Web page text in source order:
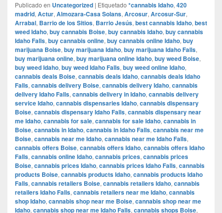
Publicado en Uncategorized | Etiquetado *cannabis Idaho, 420
madrid, Actur, Almozara-Casa Solans, Arcosur, Arcosur-Sur,
Arrabal, Barrio de los Sitios, Barrio Jesús, best cannabis Idaho, best
weed Idaho, buy cannabis Boise, buy cannabis Idaho, buy cannabis
Idaho Falls, buy cannabis online, buy cannabis online Idaho, buy
marijuana Boise, buy marijuana Idaho, buy marijuana Idaho Falls,
buy marijuana online, buy marijuana online Idaho, buy weed Boise,
buy weed Idaho, buy weed Idaho Falls, buy weed online Idaho,
cannabis deals Boise, cannabis deals Idaho, cannabis deals Idaho
Falls, cannabis delivery Boise, cannabis delivery Idaho, cannabis
delivery Idaho Falls, cannabis delivery in Idaho, cannabis delivery
service Idaho, cannabis dispensaries Idaho, cannabis dispensary
Boise, cannabis dispensary Idaho Falls, cannabis dispensary near
me Idaho, cannabis for sale, cannabis for sale Idaho, cannabis in
Boise, cannabis in Idaho, cannabis in Idaho Falls, cannabis near me
Boise, cannabis near me Idaho, cannabis near me Idaho Falls,
cannabis offers Boise, cannabis offers Idaho, cannabis offers Idaho
Falls, cannabis online Idaho, cannabis prices, cannabis prices
Boise, cannabis prices Idaho, cannabis prices Idaho Falls, cannabis
products Boise, cannabis products Idaho, cannabis products Idaho
Falls, cannabis retailers Boise, cannabis retailers Idaho, cannabis
retailers Idaho Falls, cannabis retailers near me Idaho, cannabis
shop Idaho, cannabis shop near me Boise, cannabis shop near me
Idaho, cannabis shop near me Idaho Falls, cannabis shops Boise,